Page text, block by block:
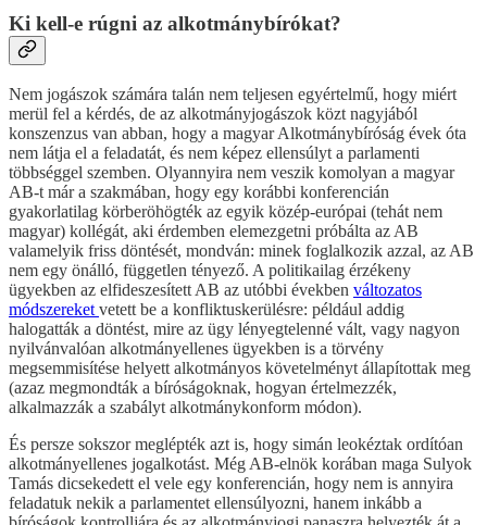
Ki kell-e rúgni az alkotmánybírókat?
Nem jogászok számára talán nem teljesen egyértelmű, hogy miért
merül fel a kérdés, de az alkotmányjogászok közt nagyjából
konszenzus van abban, hogy a magyar Alkotmánybíróság évek óta
nem látja el a feladatát, és nem képez ellensúlyt a parlamenti
többséggel szemben. Olyannyira nem veszik komolyan a magyar
AB-t már a szakmában, hogy egy korábbi konferencián
gyakorlatilag körberöhögték az egyik közép-európai (tehát nem
magyar) kollégát, aki érdemben elemezgetni próbálta az AB
valamelyik friss döntését, mondván: minek foglalkozik azzal, az AB
nem egy önálló, független tényező. A politikailag érzékeny
ügyekben az elfideszesített AB az utóbbi években változatos
módszereketvetett be a konfliktuskerülésre: például addig
halogatták a döntést, mire az ügy lényegtelenné vált, vagy nagyon
nyilvánvalóan alkotmányellenes ügyekben is a törvény
megsemmisítése helyett alkotmányos követelményt állapítottak meg
(azaz megmondták a bíróságoknak, hogyan értelmezzék,
alkalmazzák a szabályt alkotmánykonform módon).
És persze sokszor meglépték azt is, hogy simán leokéztak ordítóan
alkotmányellenes jogalkotást. Még AB-elnök korában maga Sulyok
Tamás dicsekedett el vele egy konferencián, hogy nem is annyira
feladatuk nekik a parlamentet ellensúlyozni, hanem inkább a